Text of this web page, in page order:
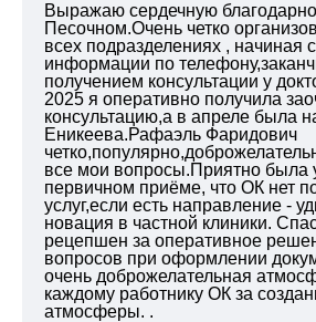
Выражаю сердечную
Песочном.Очень четко
всех подразделениях , начиная
информации по
получением консультации у
2025 я оперативно получила
консультацию,а в апреле была
Еникеева.Рафаэль Фаридович
все мои вопросы.Приятно была
первичном приёме, что ОК нет
услуг,если есть направление -
новация в частной клиники.
рецепшен за оперативное
вопросов при оформлении
очень доброжелательная
каждому работнику ОК за
атмосферы. .